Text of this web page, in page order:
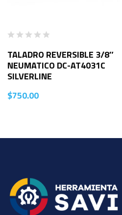
TALADRO REVERSIBLE 3/8″
NEUMATICO DC-AT4031C
SILVERLINE
$750.00